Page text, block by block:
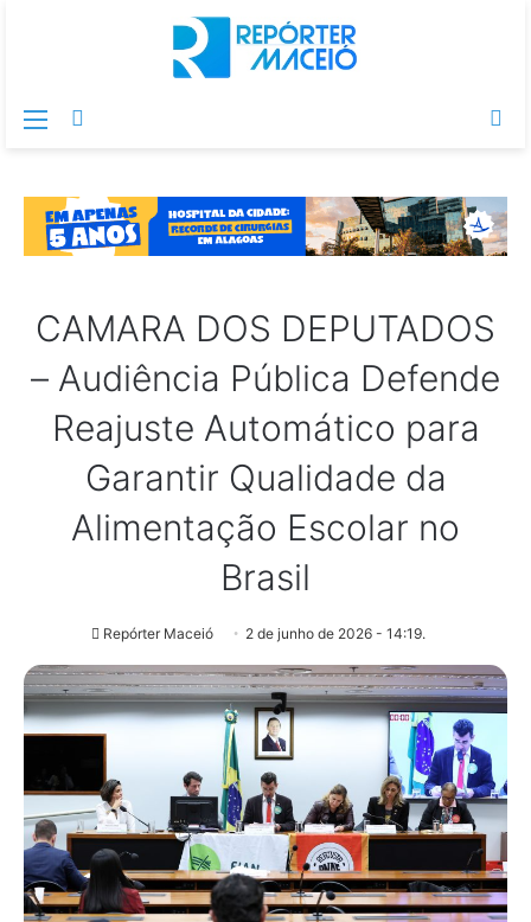
Menu
CAMARA DOS DEPUTADOS
– Audiência Pública Defende
Reajuste Automático para
Garantir Qualidade da
Alimentação Escolar no
Brasil
Repórter Maceió 2 de junho de 2026 - 14:19.